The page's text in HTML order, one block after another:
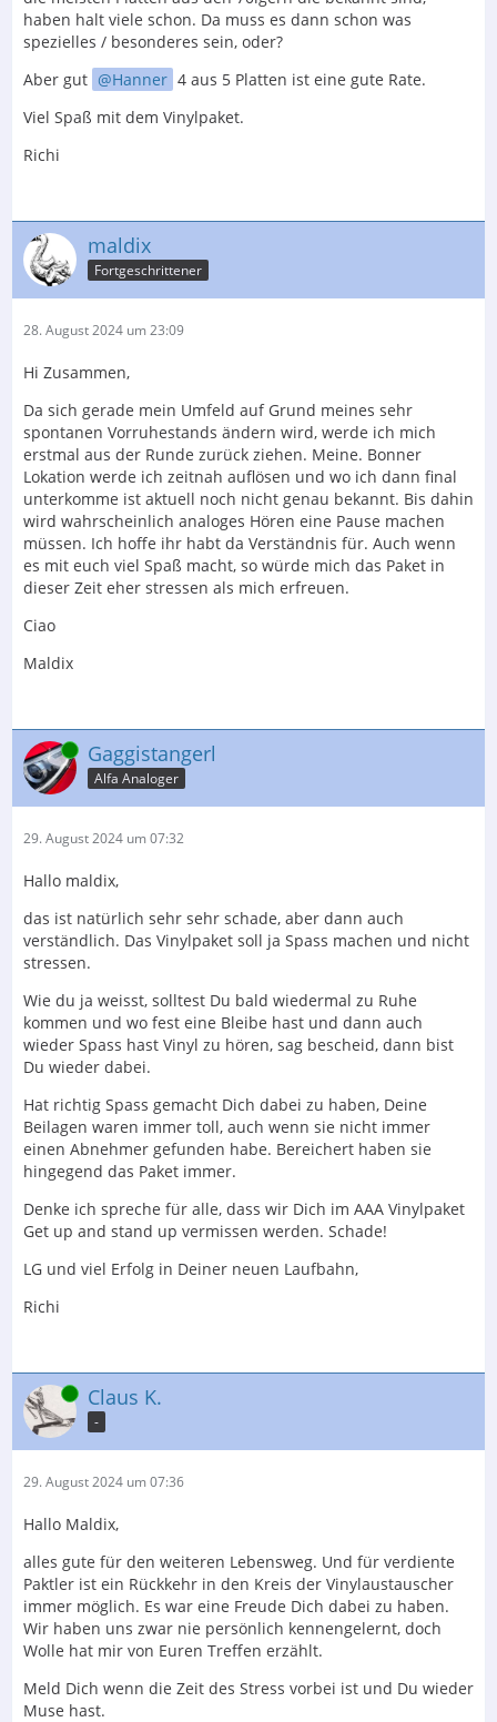
haben halt viele schon. Da muss es dann schon was
spezielles / besonderes sein, oder?
Aber gut
Hanner 4 aus 5 Platten ist eine gute Rate.
Viel Spaß mit dem Vinylpaket.
Richi
maldix
Fortgeschrittener
28. August 2024 um 23:09
Hi Zusammen,
Da sich gerade mein Umfeld auf Grund meines sehr
spontanen Vorruhestands ändern wird, werde ich mich
erstmal aus der Runde zurück ziehen. Meine. Bonner
Lokation werde ich zeitnah auflösen und wo ich dann final
unterkomme ist aktuell noch nicht genau bekannt. Bis dahin
wird wahrscheinlich analoges Hören eine Pause machen
müssen. Ich hoffe ihr habt da Verständnis für. Auch wenn
es mit euch viel Spaß macht, so würde mich das Paket in
dieser Zeit eher stressen als mich erfreuen.
Ciao
Maldix
Online Gaggistangerl
Alfa Analoger
29. August 2024 um 07:32
Hallo maldix,
das ist natürlich sehr sehr schade, aber dann auch
verständlich. Das Vinylpaket soll ja Spass machen und nicht
stressen.
Wie du ja weisst, solltest Du bald wiedermal zu Ruhe
kommen und wo fest eine Bleibe hast und dann auch
wieder Spass hast Vinyl zu hören, sag bescheid, dann bist
Du wieder dabei.
Hat richtig Spass gemacht Dich dabei zu haben, Deine
Beilagen waren immer toll, auch wenn sie nicht immer
einen Abnehmer gefunden habe. Bereichert haben sie
hingegend das Paket immer.
Denke ich spreche für alle, dass wir Dich im AAA Vinylpaket
Get up and stand up vermissen werden. Schade!
LG und viel Erfolg in Deiner neuen Laufbahn,
Richi
Online Claus K.
-
29. August 2024 um 07:36
Hallo Maldix,
alles gute für den weiteren Lebensweg. Und für verdiente
Paktler ist ein Rückkehr in den Kreis der Vinylaustauscher
immer möglich. Es war eine Freude Dich dabei zu haben.
Wir haben uns zwar nie persönlich kennengelernt, doch
Wolle hat mir von Euren Treffen erzählt.
Meld Dich wenn die Zeit des Stress vorbei ist und Du wieder
Muse hast.